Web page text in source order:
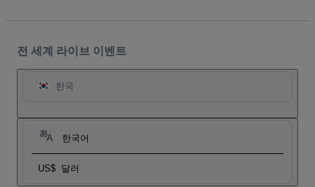
전 세계 라이브 이벤트
한국
한국어
US$ 달러